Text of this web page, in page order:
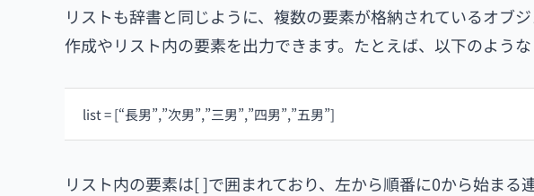
リストも辞書と同じように、複数の要素が格納されているオブ
作成やリスト内の要素を出力できます。たとえば、以下のような
list = [“長男”,”次男”,”三男”,”四男”,”五男”]
リスト内の要素は[ ]で囲まれており、左から順番に0から始ま